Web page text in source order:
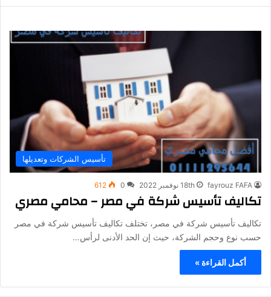
تأسيس الشركات وتعديلها
fayrouz FAFA 18th نوفمبر 2022 0
612
تكاليف تأسيس شركة في مصر – محامي مصري
تكاليف تأسيس شركة في مصر، تختلف تكاليف تأسيس شركة في مصر
حسب نوع وحجم الشركة، حيث إن الحد الأدنى لرأس…
أكمل القراءة »